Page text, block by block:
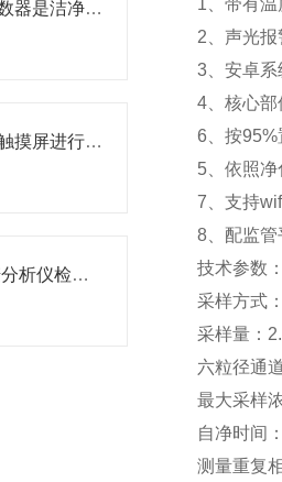
多通道尘埃粒子计数器是洁净环境的监测卫士
石墨消化炉：彩色触摸屏进行仪器操作，配备安卓操作系统，方便快捷
2022：近红外小麦分析仪检测小麦的哪些指标
1、带有
2、声光
3、安卓
4、核心
6、按
5、依照
7、支持
8、配监
技术参数
采样方式
采样量：
六粒径通
最大采样
自净时间
测量重复